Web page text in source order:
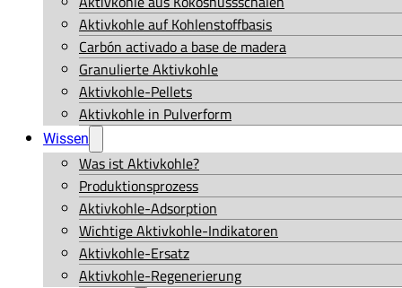
Aktivkohle auf Kohlenstoffbasis
Carbón activado a base de madera
Granulierte Aktivkohle
Aktivkohle-Pellets
Aktivkohle in Pulverform
Wissen
Was ist Aktivkohle?
Produktionsprozess
Aktivkohle-Adsorption
Wichtige Aktivkohle-Indikatoren
Aktivkohle-Ersatz
Aktivkohle-Regenerierung